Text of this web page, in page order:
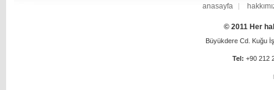
anasayfa
© 2011 Her
Büyükdere Cd. Kuğu
Tel: +90 212